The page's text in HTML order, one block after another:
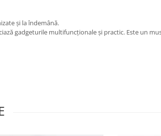
și la îndemână.
gadgeturile multifuncționale și practic. Este un